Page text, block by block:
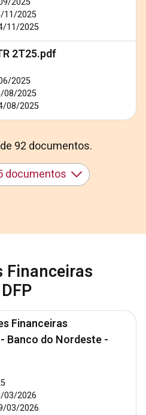
11/2025
11/2025
2T25.pdf
2025
08/2025
08/2025
92 documentos.
documentos
Financeiras
Financeiras
Banco do Nordeste -
03/2026
03/2026